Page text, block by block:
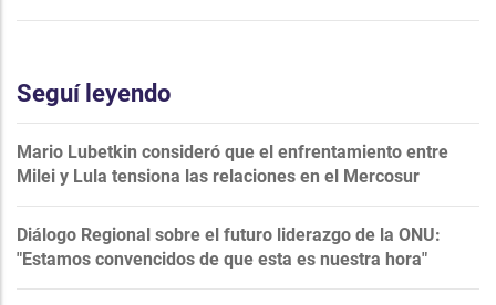
Seguí leyendo
Mario Lubetkin consideró que el enfrentamiento entre
Milei y Lula tensiona las relaciones en el Mercosur
Diálogo Regional sobre el futuro liderazgo de la ONU:
"Estamos convencidos de que esta es nuestra hora"